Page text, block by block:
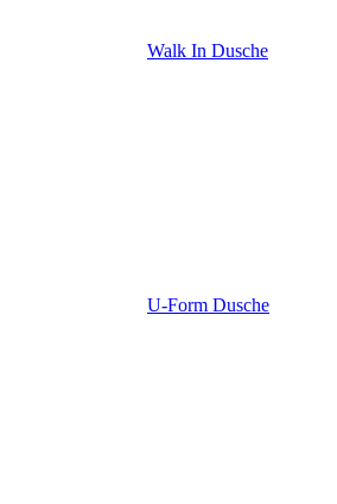
Walk In Dusche
U-Form Dusche